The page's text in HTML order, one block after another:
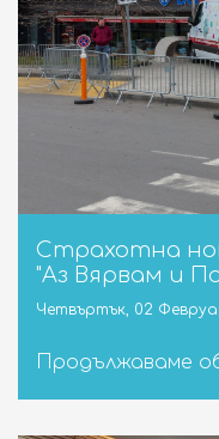
Страхотна
"Аз Вярвам и
Четвъртък, 02
Продължаваме